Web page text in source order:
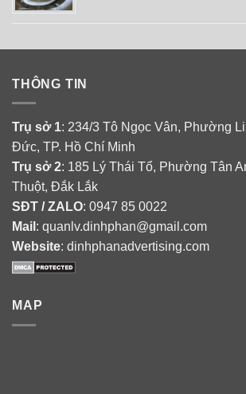
THÔNG TIN
Trụ sở 1: 234/3 Tô Ngọc Vân, Phường
Đức, TP. Hồ Chí Minh
Trụ sở 2: 185 Lý Thái Tổ, Phường Tân
Thuột, Đắk Lắk
SĐT / ZALO: 0947 85 0022
Mail : quanlv.dinhphan@gmail.com
Website: dinhphanadvertising.com
MAP